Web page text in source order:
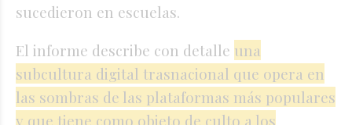
sucedieron en escuelas.
El informe describe con detalle una
subcultura digital trasnacional que opera en
las sombras de las plataformas más populares
y que tiene como objeto de culto a los